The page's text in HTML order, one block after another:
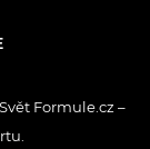
Formule.cz –